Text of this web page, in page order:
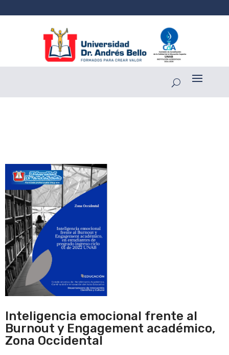
Inteligencia emocional frente al
Burnout y Engagement académico,
Zona Occidental